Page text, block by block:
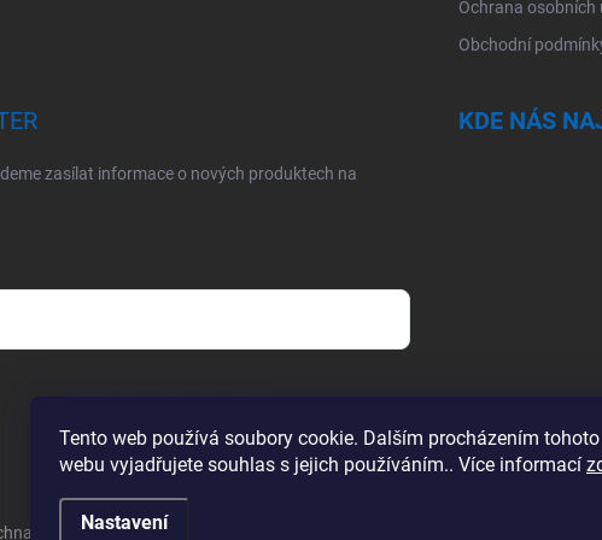
Tento web používá soubory cookie. Dalším procházením tohoto
webu vyjadřujete souhlas s jejich používáním.. Více informací
Nastavení
Ochrana osobních
Obchodní
zasílat informace o nových produktech na
KDE NÁS
práva vyhrazena.